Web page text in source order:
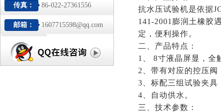
传真： 86-022-27361556
邮箱： 1607715598@qq.com
抗水压试验机是依据
141-2001膨润土橡胶
定，便利操作。
二、产品特点：
1、 8寸液晶屏显，全
2、带有对应的控压
3、标配三组试验夹
4、自动供水。
三、技术参数：